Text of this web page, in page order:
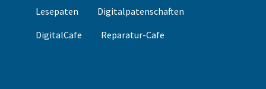
Lesepaten
Digitalpatenschaften
DigitalCafe
Reparatur-Cafe